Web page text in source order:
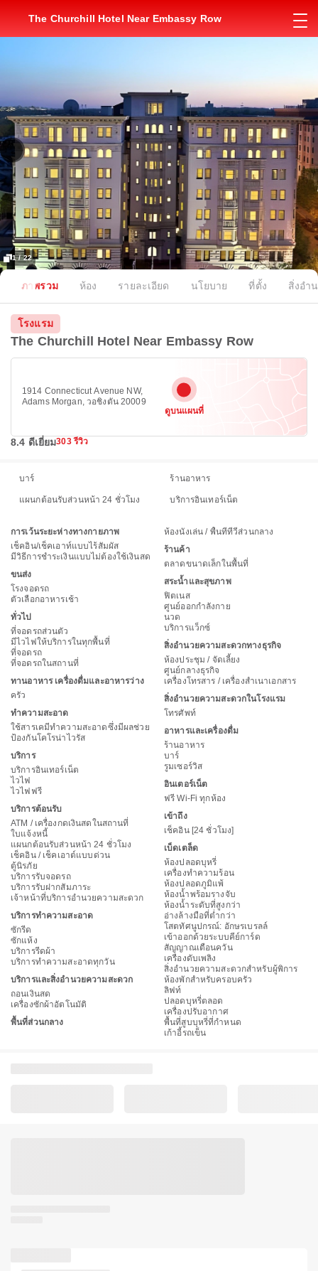
The Churchill Hotel Near Embassy Row
1 / 22
ภาพรวม ห้อง รายละเอียด นโยบาย ที่ตั้ง สิ่งอำ
โรงแรม
The Churchill Hotel Near Embassy Row
1914 Connecticut Avenue NW,
Adams Morgan, วอชิงตัน 20009
ดูบนแผนที่
8.4 ดีเยี่ยม303 รีวิว
บาร์ ร้านอาหาร
แผนกต้อนรับส่วนหน้า 24 ชั่วโมง บริการอินเทอร์เน็ต
การเว้นระยะห่างทางกายภาพ
เช็คอิน/เช็คเอาท์แบบไร้สัมผัส
มีวิธีการชำระเงินแบบไม่ต้องใช้เงินสด
ขนส่ง
โรงจอดรถ
ตัวเลือกอาหารเช้า
ทั่วไป
ที่จอดรถส่วนตัว
มีไวไฟให้บริการในทุกพื้นที่
ที่จอดรถ
ที่จอดรถในสถานที่
ทานอาหาร เครื่องดื่มและอาหารว่าง
ครัว
ทำความสะอาด
ใช้สารเคมีทำความสะอาดซึ่งมีผลช่วย
ป้องกันโคโรน่าไวรัส
บริการ
บริการอินเทอร์เน็ต
ไวไฟ
ไวไฟฟรี
บริการต้อนรับ
ATM / เครื่องกดเงินสดในสถานที่
ใบแจ้งหนี้
แผนกต้อนรับส่วนหน้า 24 ชั่วโมง
เช็คอิน / เช็คเอาต์แบบด่วน
ตู้นิรภัย
บริการรับจอดรถ
บริการรับฝากสัมภาระ
เจ้าหน้าที่บริการอำนวยความสะดวก
บริการทำความสะอาด
ซักรีด
ซักแห้ง
บริการรีดผ้า
บริการทำความสะอาดทุกวัน
บริการและสิ่งอำนวยความสะดวก
ถอนเงินสด
เครื่องซักผ้าอัตโนมัติ
พื้นที่ส่วนกลาง
ห้องนั่งเล่น / พื้นที่ทีวีส่วนกลาง
ร้านค้า
ตลาดขนาดเล็กในพื้นที่
สระน้ำและสุขภาพ
ฟิตเนส
ศูนย์ออกกำลังกาย
นวด
บริการแว็กซ์
สิ่งอำนวยความสะดวกทางธุรกิจ
ห้องประชุม / จัดเลี้ยง
ศูนย์กลางธุรกิจ
เครื่องโทรสาร / เครื่องสำเนาเอกสาร
สิ่งอำนวยความสะดวกในโรงแรม
โทรศัพท์
อาหารและเครื่องดื่ม
ร้านอาหาร
บาร์
รูมเซอร์วิส
อินเตอร์เน็ต
ฟรี Wi-Fi ทุกห้อง
เข้าถึง
เช็คอิน [24 ชั่วโมง]
เบ็ดเตล็ด
ห้องปลอดบุหรี่
เครื่องทำความร้อน
ห้องปลอดภูมิแพ้
ห้องน้ำพร้อมรางจับ
ห้องน้ำระดับที่สูงกว่า
อ่างล้างมือที่ต่ำกว่า
โสตทัศนูปกรณ์: อักษรเบรลล์
เข้าออกด้วยระบบคีย์การ์ด
สัญญาณเตือนควัน
เครื่องดับเพลิง
สิ่งอำนวยความสะดวกสำหรับผู้พิการ
ห้องพักสำหรับครอบครัว
ลิฟท์
ปลอดบุหรี่ตลอด
เครื่องปรับอากาศ
พื้นที่สูบบุหรี่ที่กำหนด
เก้าอี้รถเข็น